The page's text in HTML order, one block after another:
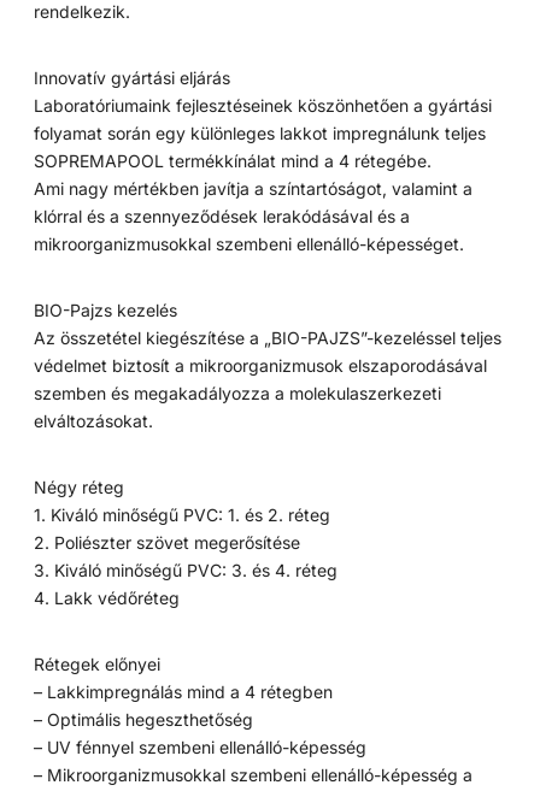
rendelkezik.
Innovatív gyártási eljárás
Laboratóriumaink fejlesztéseinek köszönhetően a gyártási
folyamat során egy különleges lakkot impregnálunk teljes
SOPREMAPOOL termékkínálat mind a 4 rétegébe.
Ami nagy mértékben javítja a színtartóságot, valamint a
klórral és a szennyeződések lerakódásával és a
mikroorganizmusokkal szembeni ellenálló-képességet.
BIO-Pajzs kezelés
Az összetétel kiegészítése a „BIO-PAJZS”-kezeléssel teljes
védelmet biztosít a mikroorganizmusok elszaporodásával
szemben és megakadályozza a molekulaszerkezeti
elváltozásokat.
Négy réteg
1. Kiváló minőségű PVC: 1. és 2. réteg
2. Poliészter szövet megerősítése
3. Kiváló minőségű PVC: 3. és 4. réteg
4. Lakk védőréteg
Rétegek előnyei
– Lakkimpregnálás mind a 4 rétegben
– Optimális hegeszthetőség
– UV fénnyel szembeni ellenálló-képesség
– Mikroorganizmusokkal szembeni ellenálló-képesség a